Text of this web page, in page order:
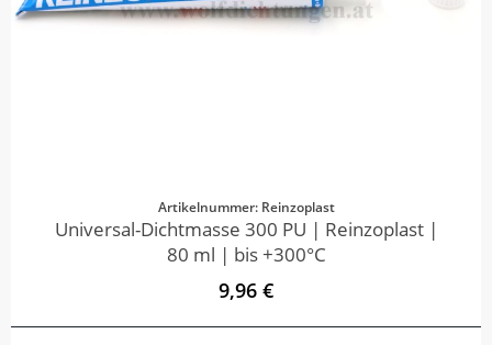
Artikelnummer: Reinzoplast
Universal-Dichtmasse 300 PU | Reinzoplast |
80 ml | bis +300°C
9,96 €